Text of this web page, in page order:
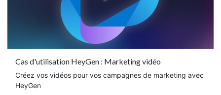
Cas d'utilisation HeyGen : Marketing vidéo
Créez vos vidéos pour vos campagnes de marketing avec
HeyGen